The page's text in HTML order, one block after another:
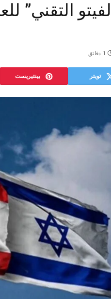
التقني”
1 دقائق
تويتر بينتيريست